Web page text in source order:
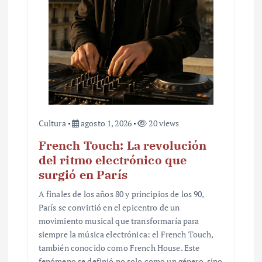
Cultura agosto 1, 2026 20 views
French Touch: La revolución
del ritmo electrónico que
surgió en París
A finales de los años 80 y principios de los 90,
París se convirtió en el epicentro de un
movimiento musical que transformaría para
siempre la música electrónica: el French Touch,
también conocido como French House. Este